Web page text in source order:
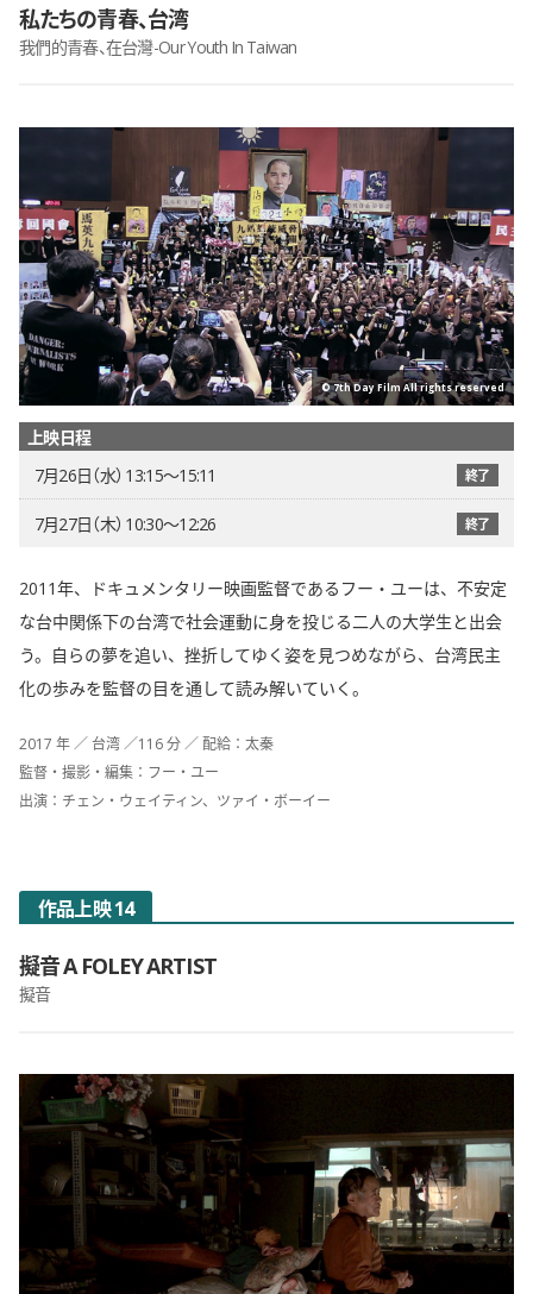
私たちの青春、台湾
我們的青春、在台灣-Our Youth In Taiwan
© 7th Day Film All rights reserved
上映日程
7月26日（水） 13:15〜15:11
終了
7月27日（木） 10:30〜12:26 終了
2011年、ドキュメンタリー映画監督であるフー・ユーは、不安定
な台中関係下の台湾で社会運動に身を投じる二人の大学生と出会
う。自らの夢を追い、挫折してゆく姿を見つめながら、台湾民主
化の歩みを監督の目を通して読み解いていく。
2017 年 ／ 台湾 ／116 分 ／ 配給：太秦
監督・撮影・編集：フー・ユー
出演：チェン・ウェイティン、ツァイ・ボーイー
作品上映 14
擬音 A FOLEY ARTIST
擬音